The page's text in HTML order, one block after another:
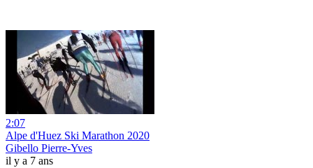
2:07
Alpe d'Huez Ski Marathon 2020
Gibello Pierre-Yves
il y a 7 ans